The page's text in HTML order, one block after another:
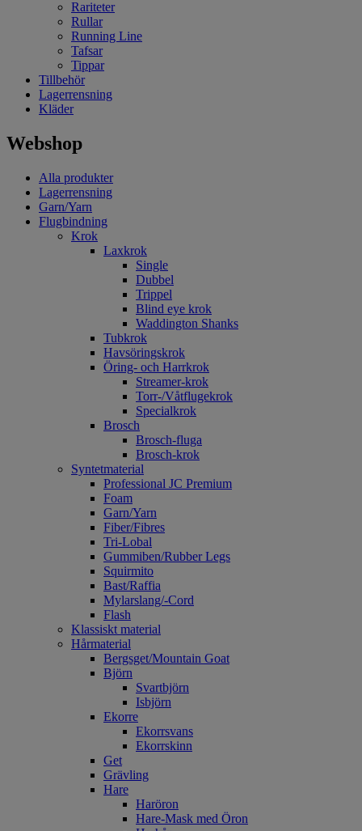
Rariteter
Rullar
Running Line
Tafsar
Tippar
Tillbehör
Lagerrensning
Kläder
Webshop
Alla produkter
Lagerrensning
Garn/Yarn
Flugbindning
Krok
Laxkrok
Single
Dubbel
Trippel
Blind eye krok
Waddington Shanks
Tubkrok
Havsöringskrok
Öring- och Harrkrok
Streamer-krok
Torr-/Våtflugekrok
Specialkrok
Brosch
Brosch-fluga
Brosch-krok
Syntetmaterial
Professional JC Premium
Foam
Garn/Yarn
Fiber/Fibres
Tri-Lobal
Gummiben/Rubber Legs
Squirmito
Bast/Raffia
Mylarslang/-Cord
Flash
Klassiskt material
Hårmaterial
Bergsget/Mountain Goat
Björn
Svartbjörn
Isbjörn
Ekorre
Ekorrsvans
Ekorrskinn
Get
Grävling
Hare
Haröron
Hare-Mask med Öron